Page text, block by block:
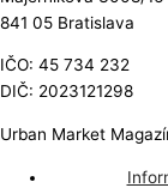
841 05 Bratislava
IČO: 45 734 232
DIČ: 2023121298
Urban Market